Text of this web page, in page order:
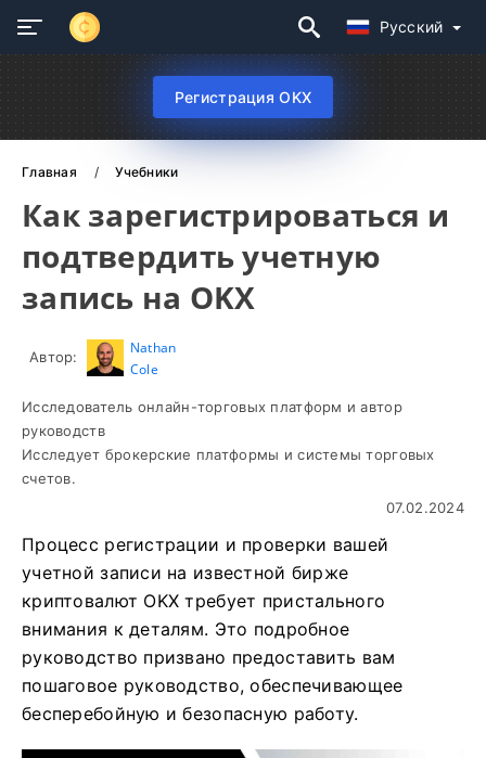
Русский
Регистрация OKX
Главная Учебники
Как зарегистрироваться и
подтвердить учетную
запись на OKX
Автор:
Nathan
Cole
Исследователь онлайн-торговых платформ и автор
руководств
Исследует брокерские платформы и системы торговых
счетов.
07.02.2024
Процесс регистрации и проверки вашей
учетной записи на известной бирже
криптовалют OKX требует пристального
внимания к деталям. Это подробное
руководство призвано предоставить вам
пошаговое руководство, обеспечивающее
бесперебойную и безопасную работу.